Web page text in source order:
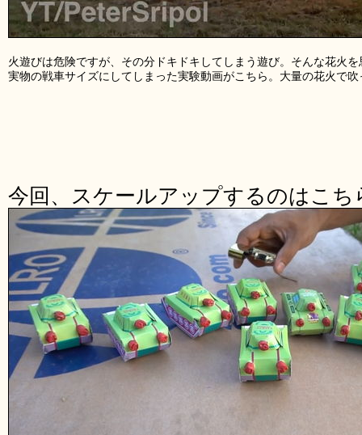
火遊びは危険ですが、その分ドキドキしてしまう遊び。そんな花火
実物の戦車サイズにしてしまった実験動画がこちら。大量の花火で
今回、スケールアップするのはこち